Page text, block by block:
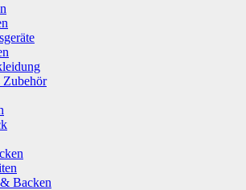
Zubehör
Backen